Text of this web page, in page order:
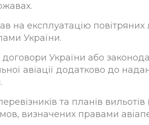
експлуатацію повітряних
України.
України або
авіації додатково до
та планів
визначених правами